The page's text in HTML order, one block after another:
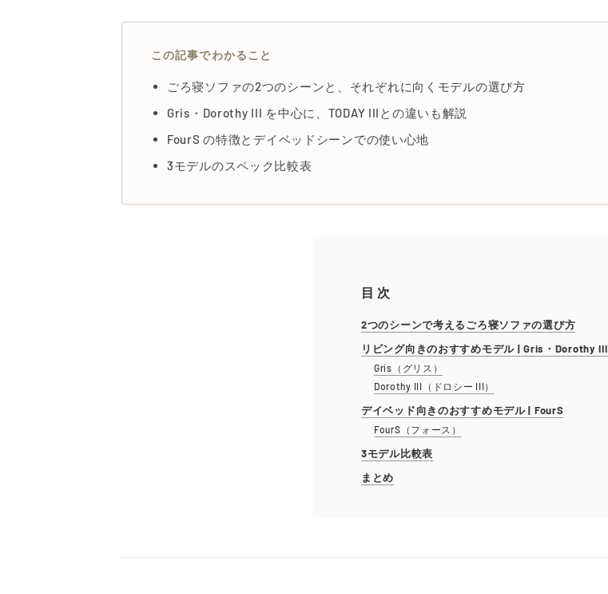
この記事でわかること
ごろ寝ソファの2つのシーンと、それぞれに向くモデルの選び方
Gris・Dorothy III を中心に、TODAY IIIとの違いも解説
FourS の特徴とデイベッドシーンでの使い心地
3モデルのスペック比較表
目 次
2つのシーンで考えるごろ寝ソファの選び方
リビング向きのおすすめモデル | Gris・Dorothy III
Gris（グリス）
Dorothy III（ドロシー III）
デイベッド向きのおすすめモデル | FourS
FourS（フォース）
3モデル比較表
まとめ